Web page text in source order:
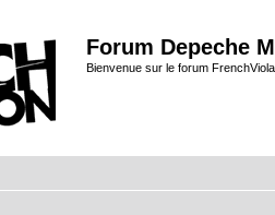
Forum Depeche
Bienvenue sur le forum